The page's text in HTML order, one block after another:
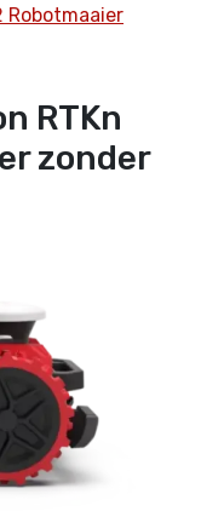
Robotmaaier
RTKn
zonder